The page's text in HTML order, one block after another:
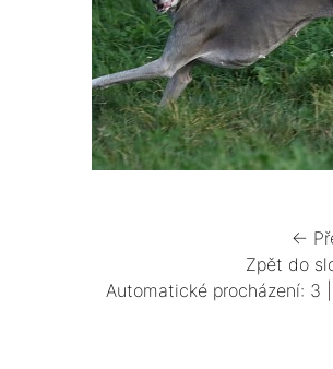
←
Zpět do
Automatické procházení: 3